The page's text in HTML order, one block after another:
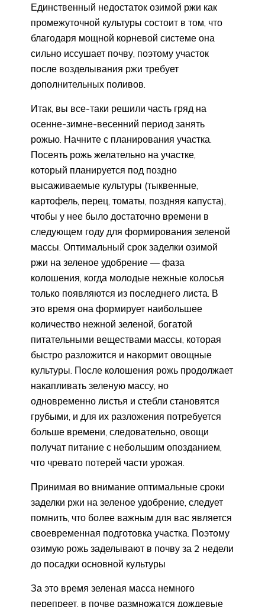
Единственный недостаток озимой ржи как
промежуточной культуры состоит в том, что
благодаря мощной корневой системе она
сильно иссушает почву, поэтому участок
после возделывания ржи требует
дополнительных поливов.
Итак, вы все-таки решили часть гряд на
осенне-зимне-весенний период занять
рожью. Начните с планирования участка.
Посеять рожь желательно на участке,
который планируется под поздно
высаживаемые культуры (тыквенные,
картофель, перец, томаты, поздняя капуста),
чтобы у нее было достаточно времени в
следующем году для формирования зеленой
массы. Оптимальный срок заделки озимой
ржи на зеленое удобрение — фаза
колошения, когда молодые нежные колосья
только появляются из последнего листа. В
это время она формирует наибольшее
количество нежной зеленой, богатой
питательными веществами массы, которая
быстро разложится и накормит овощные
культуры. После колошения рожь продолжает
накапливать зеленую массу, но
одновременно листья и стебли становятся
грубыми, и для их разложения потребуется
больше времени, следовательно, овощи
получат питание с небольшим опозданием,
что чревато потерей части урожая.
Принимая во внимание оптимальные сроки
заделки ржи на зеленое удобрение, следует
помнить, что более важным для вас является
своевременная подготовка участка. Поэтому
озимую рожь заделывают в почву за 2 недели
до посадки основной культуры
За это время зеленая масса немного
перепреет, в почве размножатся дождевые